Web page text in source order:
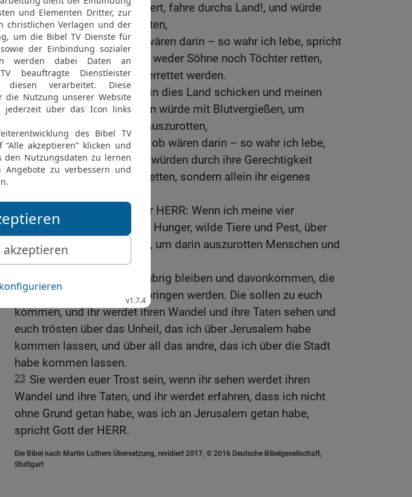
und sprechen würde: Schwert, fahre durchs Land!, und würde
Menschen und Vieh ausrotten,
18 und diese drei Männer wären darin – so wahr ich lebe, spricht
Gott der HERR: Sie würden weder Söhne noch Töchter retten,
sondern sie allein würden errettet werden.
19 Oder wenn ich die Pest in dies Land schicken und meinen
Grimm darüber ausschütten würde mit Blutvergießen, um
Menschen und Vieh darin auszurotten,
20 und Noah, Daniel und Hiob wären darin – so wahr ich lebe,
spricht Gott der HERR: Sie würden durch ihre Gerechtigkeit
weder Sohn noch Tochter retten, sondern allein ihr eigenes
Denn so spricht Gott der HERR: Wenn ich meine vier
schweren Strafen, Schwert, Hunger, wilde Tiere und Pest, über
Jerusalem schicken werde, um darin auszurotten Menschen und
Vieh,
siehe, so sollen einige übrig bleiben und davonkommen, die
Söhne und Töchter herausbringen werden. Die sollen zu euch
kommen, und ihr werdet ihren Wandel und ihre Taten sehen und
euch trösten über das Unheil, das ich über Jerusalem habe
kommen lassen, und über all das andre, das ich über die Stadt
habe kommen lassen.
23 Sie werden euer Trost sein, wenn ihr sehen werdet ihren
Wandel und ihre Taten, und ihr werdet erfahren, dass ich nicht
ohne Grund getan habe, was ich an Jerusalem getan habe,
spricht Gott der HERR.
Die Bibel nach Martin Luthers Übersetzung, revidiert 2017, © 2016 Deutsche Bibelgesellschaft,
Stuttgart